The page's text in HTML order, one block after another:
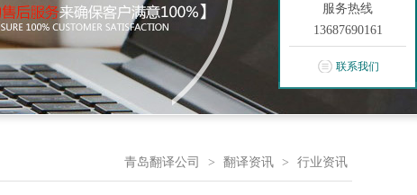
服务热线
13687690161
联系我们
青岛翻译公司 > 翻译资讯 > 行业资讯